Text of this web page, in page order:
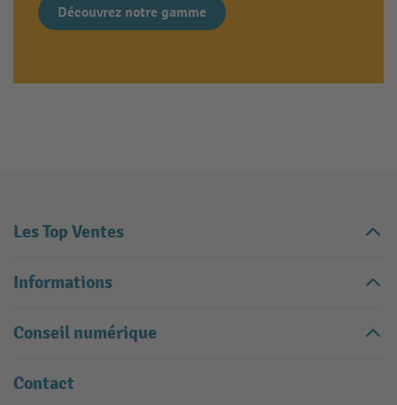
Découvrez notre gamme
Les Top Ventes
Informations
Conseil numérique
Contact